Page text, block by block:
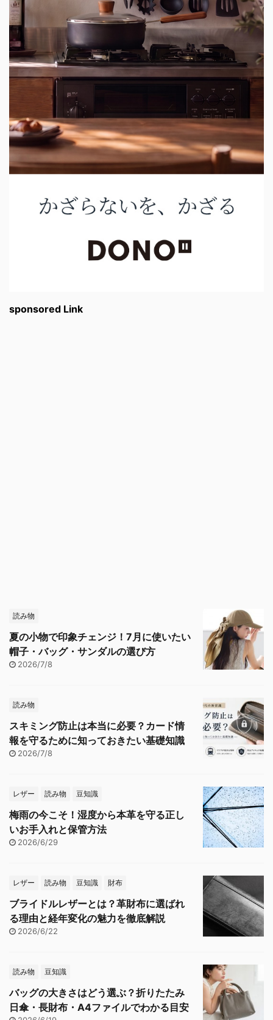
sponsored Link
読み物
夏の小物で印象チェンジ！7月に使いたい
帽子・バッグ・サンダルの選び方
2026/7/8
読み物
スキミング防止は本当に必要？カード情
報を守るために知っておきたい基礎知識
2026/7/8
レザー 読み物 豆知識
梅雨の今こそ！湿度から本革を守る正し
いお手入れと保管方法
2026/6/29
レザー 読み物 豆知識 財布
ブライドルレザーとは？革財布に選ばれ
る理由と経年変化の魅力を徹底解説
2026/6/22
読み物 豆知識
バッグの大きさはどう選ぶ？折りたたみ
日傘・長財布・A4ファイルでわかる目安